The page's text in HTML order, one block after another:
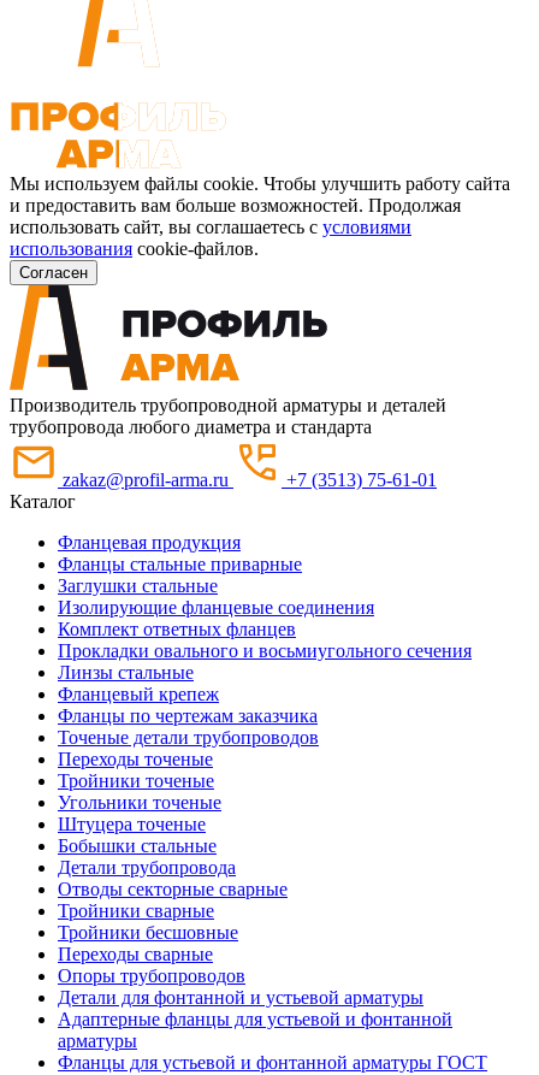
Мы используем файлы cookie. Чтобы улучшить работу сайта
и предоставить вам больше возможностей. Продолжая
использовать сайт, вы соглашаетесь с условиями
использования cookie-файлов.
Согласен
Производитель трубопроводной арматуры и деталей
трубопровода любого диаметра и стандарта
zakaz@profil-arma.ru
+7 (3513) 75-61-01
Каталог
Фланцевая продукция
Фланцы стальные приварные
Заглушки стальные
Изолирующие фланцевые соединения
Комплект ответных фланцев
Прокладки овального и восьмиугольного сечения
Линзы стальные
Фланцевый крепеж
Фланцы по чертежам заказчика
Точеные детали трубопроводов
Переходы точеные
Тройники точеные
Угольники точеные
Штуцера точеные
Бобышки стальные
Детали трубопровода
Отводы секторные сварные
Тройники сварные
Тройники бесшовные
Переходы сварные
Опоры трубопроводов
Детали для фонтанной и устьевой арматуры
Адаптерные фланцы для устьевой и фонтанной
арматуры
Фланцы для устьевой и фонтанной арматуры ГОСТ